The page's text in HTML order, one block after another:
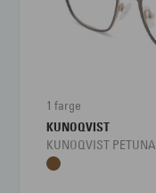
1 farge
KUNOQVIST
KUNOQVIST PETUNA